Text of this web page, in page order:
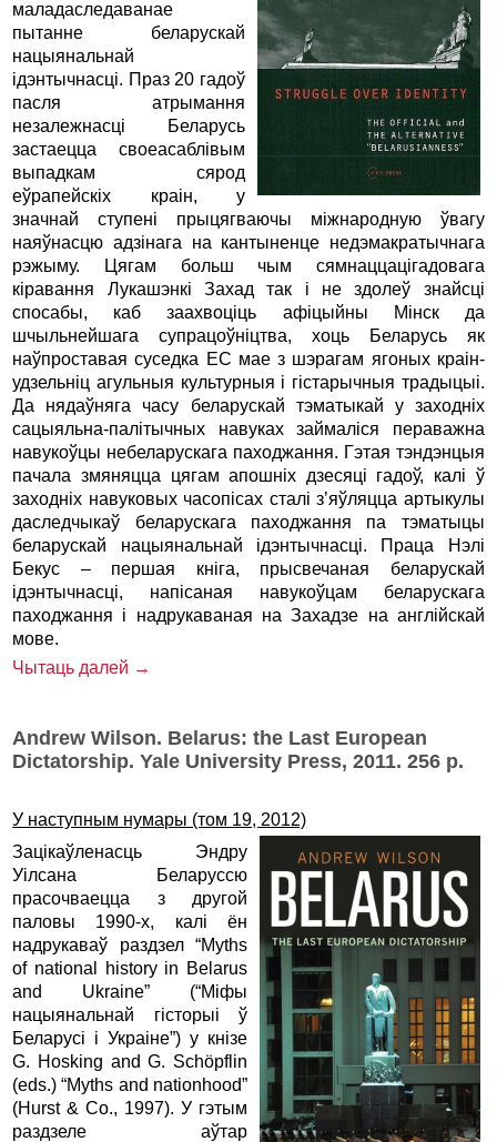
маладаследаванае
пытанне беларускай
нацыянальнай
ідэнтычнасці. Праз 20 гадоў
пасля атрымання
незалежнасці Беларусь
застаецца своеасаблівым
выпадкам сярод
еўрапейскіх краін, у
значнай ступені прыцягваючы міжнародную ўвагу
наяўнасцю адзінага на кантыненце недэмакратычнага
рэжыму. Цягам больш чым сямнаццацігадовага
кіравання Лукашэнкі Захад так і не здолеў знайсці
спосабы, каб заахвоціць афіцыйны Мінск да
шчыльнейшага супрацоўніцтва, хоць Беларусь як
наўпроставая суседка ЕС мае з шэрагам ягоных краін-
удзельніц агульныя культурныя і гістарычныя традыцыі.
Да нядаўняга часу беларускай тэматыкай у заходніх
сацыяльна-палітычных навуках займаліся пераважна
навукоўцы небеларускага паходжання. Гэтая тэндэнцыя
пачала змяняцца цягам апошніх дзесяці гадоў, калі ў
заходніх навуковых часопісах сталі з’яўляцца артыкулы
даследчыкаў беларускага паходжання па тэматыцы
беларускай нацыянальнай ідэнтычнасці. Праца Нэлі
Бекус – першая кніга, прысвечаная беларускай
ідэнтычнасці, напісаная навукоўцам беларускага
паходжання і надрукаваная на Захадзе на англійскай
мове.
Чытаць далей →
Andrew Wilson. Belarus: the Last European
Dictatorship. Yale University Press, 2011. 256 p.
У наступным нумары (том 19, 2012)
Зацікаўленасць Эндру
Уілсана Беларуссю
прасочваецца з другой
паловы 1990-х, калі ён
надрукаваў раздзел “Myths
of national history in Belarus
and Ukraine” (“Міфы
нацыянальнай гісторыі ў
Беларусі і Украіне”) у кнізе
G. Hosking and G. Schöpflin
(eds.) “Myths and nationhood”
(Hurst & Co., 1997). У гэтым
раздзеле аўтар